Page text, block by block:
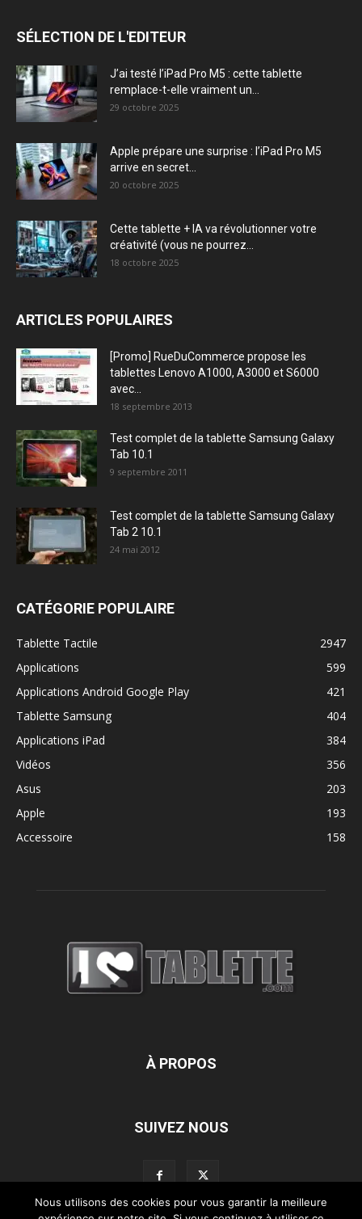
SÉLECTION DE L'EDITEUR
J’ai testé l’iPad Pro M5 : cette tablette
remplace-t-elle vraiment un...
29 octobre 2025
Apple prépare une surprise : l’iPad Pro M5
arrive en secret...
20 octobre 2025
Cette tablette + IA va révolutionner votre
créativité (vous ne pourrez...
18 octobre 2025
ARTICLES POPULAIRES
[Promo] RueDuCommerce propose les
tablettes Lenovo A1000, A3000 et S6000
avec...
18 septembre 2013
Test complet de la tablette Samsung Galaxy
Tab 10.1
9 septembre 2011
Test complet de la tablette Samsung Galaxy
Tab 2 10.1
24 mai 2012
CATÉGORIE POPULAIRE
Tablette Tactile
2947
Applications
599
Applications Android Google Play
421
Tablette Samsung
404
Applications iPad
384
Vidéos
356
Asus
203
Apple
193
Accessoire
158
À PROPOS
SUIVEZ NOUS
Nous utilisons des cookies pour vous garantir la meilleure